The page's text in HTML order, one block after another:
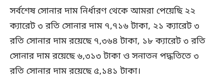
সর্বশেষ সোনার দাম নির্ধারণ থেকে আমরা পেয়েছি ২২
ক্যারেট ৩ রতি সোনার দাম ৭,৭১৬ টাকা, ২১ ক্যারেট ৩
রতি সোনার দাম রয়েছে ৭,৩৬৪ টাকা, ১৮ ক্যারেট ৩ রতি
সোনার দাম রয়েছে ৬,৩১৩ টাকা ও সনাতন পদ্ধতিতে ৩
রতি সোনার দাম রয়েছে ৫,১৪১ টাকা।